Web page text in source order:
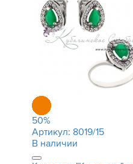
50%
Артикул: 8019/15
В наличии